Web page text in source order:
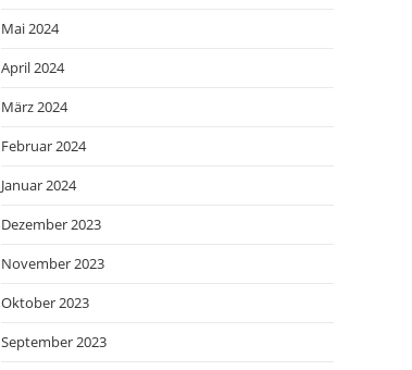
Mai 2024
April 2024
März 2024
Februar 2024
Januar 2024
Dezember 2023
November 2023
Oktober 2023
September 2023